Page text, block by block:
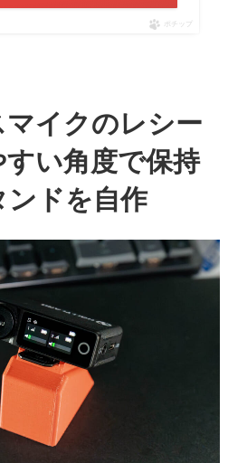
ポチップ
マイクのレシー
い角度で保持
ンドを自作